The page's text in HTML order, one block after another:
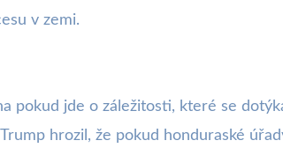
v zemi.
pokud jde o záležitosti, které se
hrozil, že pokud honduraské